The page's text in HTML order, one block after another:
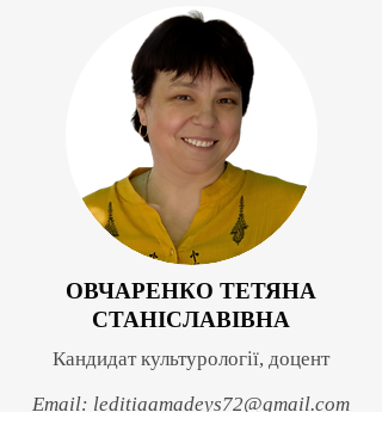
ОВЧАРЕНКО ТЕТЯНА
СТАНІСЛАВІВНА
Кандидат культурології, доцент
Email: leditiaamadeys72@gmail.com